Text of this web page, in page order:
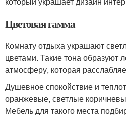
Цветовая гамма
Комнату отдыха украшают
цветами. Такие тона образуют
атмосферу, которая
Душевное спокойствие и
оранжевые, светлые
Мебель для такого места